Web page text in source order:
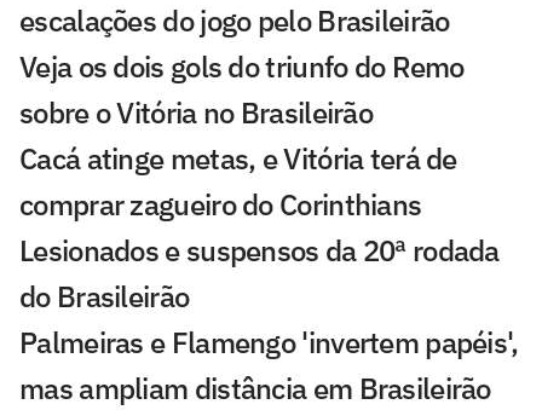
escalações do jogo pelo Brasileirão
Veja os dois gols do triunfo do Remo
sobre o Vitória no Brasileirão
Cacá atinge metas, e Vitória terá de
comprar zagueiro do Corinthians
Lesionados e suspensos da 20ª rodada
do Brasileirão
Palmeiras e Flamengo 'invertem papéis',
mas ampliam distância em Brasileirão